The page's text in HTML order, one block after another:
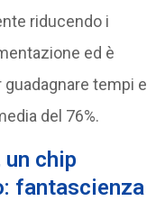
riducendo i
ed è
tempi e
del 76%.
un chip
fantascienza